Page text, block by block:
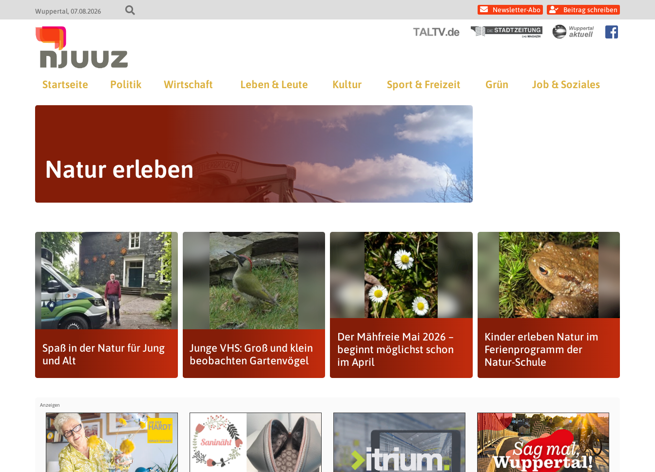
Wuppertal 07.08.2026 Newsletter-Abo Beitrag schreiben
Startseite Politik Wirtschaft Leben & Leute Kultur Sport & Freizeit Grün Job & Soziales
Natur erleben
Spaß in der Natur für Jung
und Alt
Junge VHS: Groß und klein
beobachten Gartenvögel
Der Mähfreie Mai 2026 –
beginnt möglichst schon
im April
Kinder erleben Natur im
Ferienprogramm der
Natur-Schule